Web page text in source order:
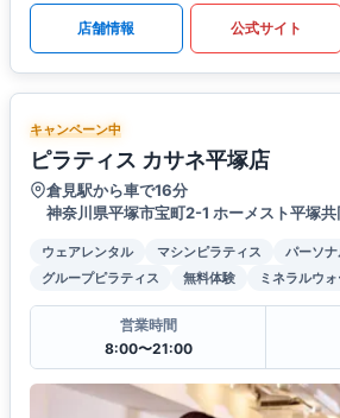
店舗情報 公式サイト
キャンペーン中
ピラティス カサネ平塚店
倉見駅から車で16分
神奈川県平塚市宝町2-1 ホーメスト平塚
ウェアレンタル マシンピラティス
パーソ
グループピラティス
無料体験 ミネラルウ
営業時間
8:00〜21:00